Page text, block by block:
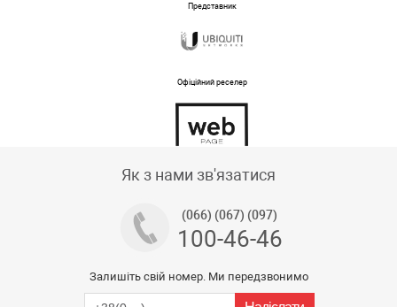
Представник
Офіційний реселер
Як з нами зв'язатися
(066) (067) (097)
100-46-46
Залишіть свій номер. Ми передзвонимо